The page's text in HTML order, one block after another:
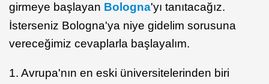
girmeye başlayan Bologna'yı tanıtacağız.
İsterseniz Bologna'ya niye gidelim sorusuna
vereceğimiz cevaplarla başlayalım.
1. Avrupa'nın en eski üniversitelerinden biri